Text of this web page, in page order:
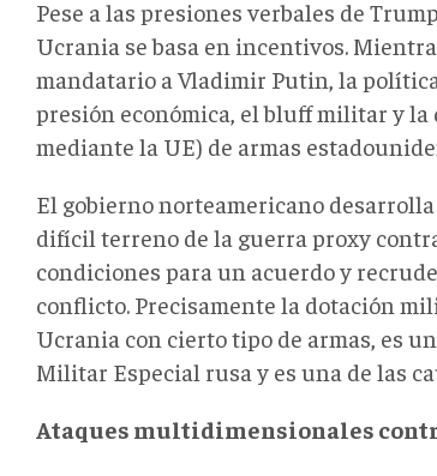
Pese a las presiones verbales de
Ucrania se basa en incentivos.
mandatario a Vladimir Putin, la
presión económica, el bluff militar y
mediante la UE) de armas
El gobierno norteamericano
difícil terreno de la guerra proxy
condiciones para un acuerdo y
conflicto. Precisamente la dotación
Ucrania con cierto tipo de armas, es
Militar Especial rusa y es una de las
Ataques multidimensionales